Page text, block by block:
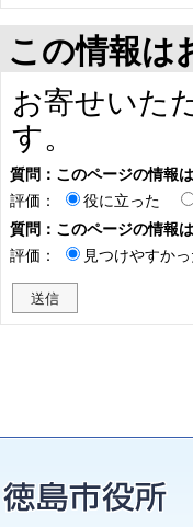
この情報は
お寄せいた
す。
質問：このページの情報
評価：
役に立った
質問：このページの情報
評価：
見つけやすか